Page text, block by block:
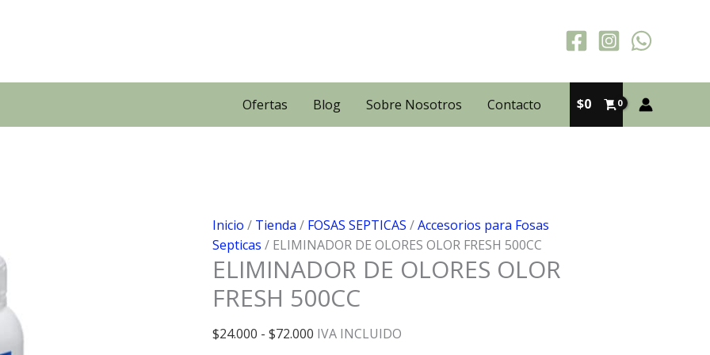
Ofertas Blog Sobre Nosotros Contacto $0
Inicio / Tienda / FOSAS SEPTICAS /Accesorios para Fosas
Septicas / ELIMINADOR DE OLORES OLOR FRESH 500CC
ELIMINADOR DE OLORES OLOR
FRESH 500CC
$24.000 - $72.000 Rango
IVA INCLUIDO